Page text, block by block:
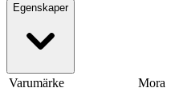
Egenskaper
Varumärke
Mora